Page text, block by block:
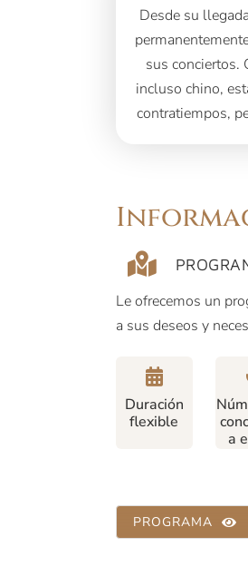
Desde su
sus conciertos.
incluso chino,
contratiempos,
Le ofrecemos un
a sus deseos y
Duración
flexible
a
PROGRAMA